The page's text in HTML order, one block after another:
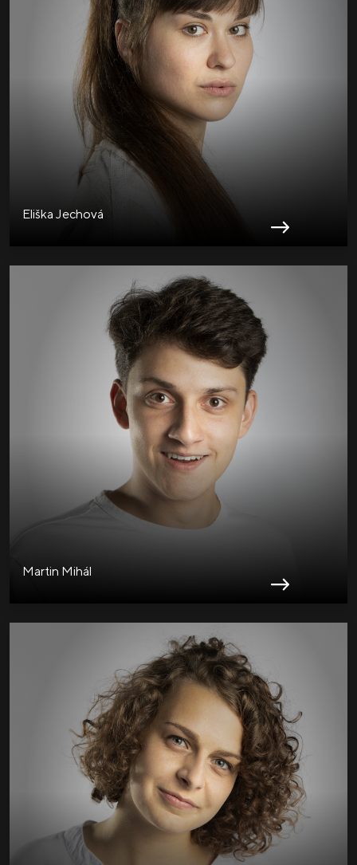
Eliška Jechová
Martin Mihál